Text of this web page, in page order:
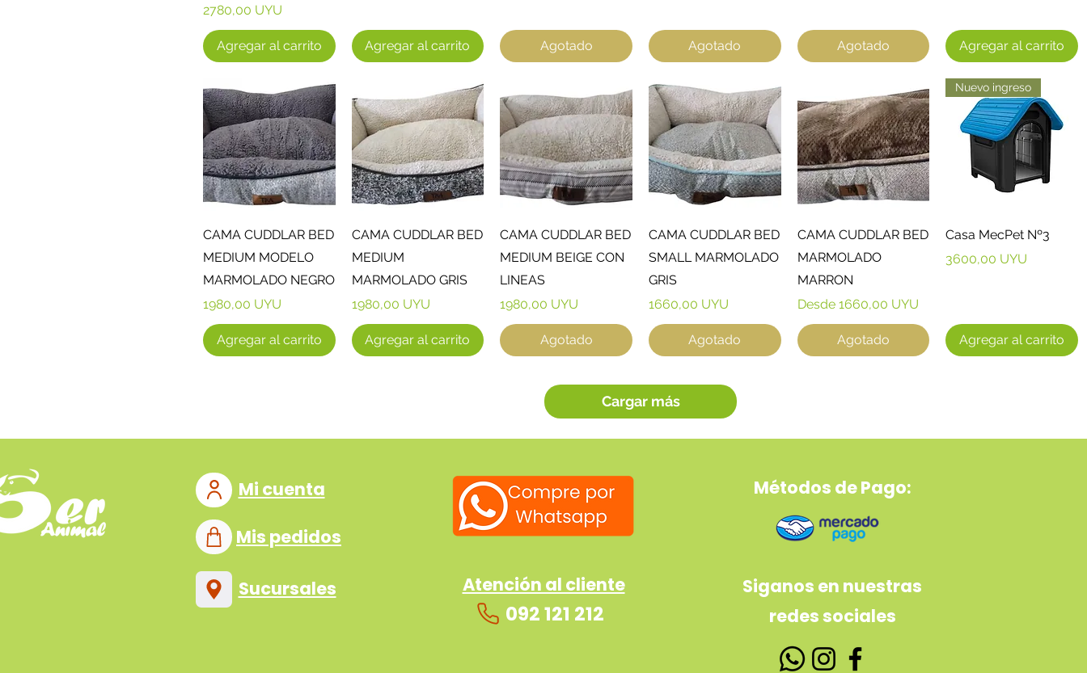
Precio
2780,00 UYU
Agregar al carrito Agregar al carrito Agotado Agotado Agotado Agregar al carrito
Vista rápida
CAMA CUDDLAR BED
MEDIUM MODELO
MARMOLADO NEGRO
Precio
1980,00 UYU
Agregar al carrito
Vista rápida
CAMA CUDDLAR BED
MEDIUM
MARMOLADO GRIS
Precio
1980,00 UYU
Agregar al carrito
Vista rápida
CAMA CUDDLAR BED
MEDIUM BEIGE CON
LINEAS
Precio
1980,00 UYU
Agotado
Vista rápida
CAMA CUDDLAR BED
SMALL MARMOLADO
GRIS
Precio
1660,00 UYU
Agotado
Vista rápida
CAMA CUDDLAR BED
MARMOLADO
MARRON
Desde 1660,00 UYU
Precio de oferta
Agotado
Vista rápida
Nuevo ingreso
Casa MecPet Nº3
Precio
3600,00 UYU
Agregar al carrito
Cargar más
Mi cuenta
Mis pedidos
Sucursales Atención al cliente
092 121 212
Métodos de Pago:
Siganos en nuestras
redes sociales